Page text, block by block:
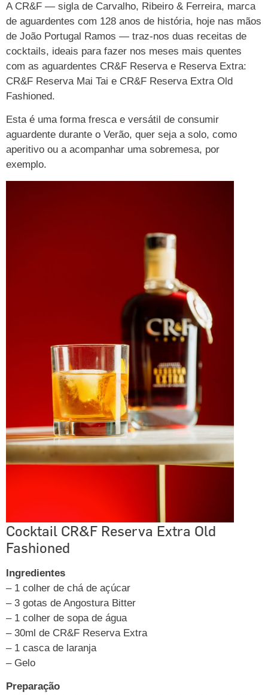
A CR&F — sigla de Carvalho, Ribeiro & Ferreira, marca
de aguardentes com 128 anos de história, hoje nas mãos
de João Portugal Ramos — traz-nos duas receitas de
cocktails, ideais para fazer nos meses mais quentes
com as aguardentes CR&F Reserva e Reserva Extra:
CR&F Reserva Mai Tai e CR&F Reserva Extra Old
Fashioned.
Esta é uma forma fresca e versátil de consumir
aguardente durante o Verão, quer seja a solo, como
aperitivo ou a acompanhar uma sobremesa, por
exemplo.
Cocktail CR&F Reserva Extra Old
Fashioned
Ingredientes
– 1 colher de chá de açúcar
– 3 gotas de Angostura Bitter
– 1 colher de sopa de água
– 30ml de CR&F Reserva Extra
– 1 casca de laranja
– Gelo
Preparação